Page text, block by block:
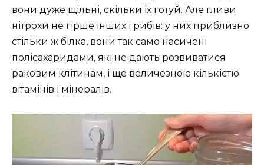
вони дуже щільні, скільки їх готуй. Але гливи
нітрохи не гірше інших грибів: у них приблизно
стільки ж білка, вони так само насичені
полісахаридами, які не дають розвиватися
раковим клітинам, і ще величезною кількістю
вітамінів і мінералів.